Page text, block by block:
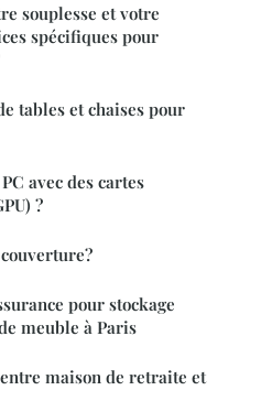
souplesse et votre
spécifiques pour
tables et chaises pour
avec des cartes
?
pour stockage
meuble à Paris
maison de retraite et